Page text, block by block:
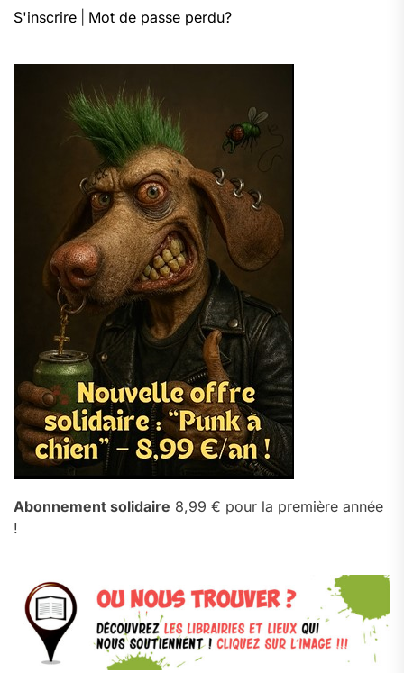
S'inscrire Mot de passe perdu?
Abonnement solidaire 8,99 € pour la première année
!